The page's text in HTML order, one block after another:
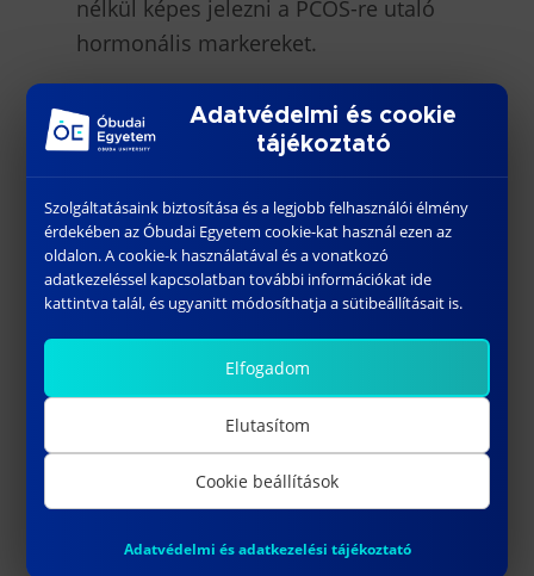
nélkül képes jelezni a PCOS-re utaló
hormonális markereket.
A versenyen kiemelték, hogy a projekt
erőssége, hogy a tervező a
funkcionalitáson túl nagy hangsúlyt
fektetett a felhasználóbarát dizájnra
is. A csomagolás és maga a teszt is
letisztult, bizalmat sugárzó arculatot
kapott, amely segít oldani a
diagnosztikával járó stresszt. A
gondos tervezés kiterjedt az
egyértelmű használati utasításra és a
biztosítva, hogy a felhasználók
magabiztosan és helyesen tudják
elvégezni a mérést.
Adatvédelmi és cookie
tájékoztató
Szolgáltatásaink biztosítása és a legjobb felhasználói élmény
érdekében az Óbudai Egyetem cookie-kat használ ezen az
oldalon. A cookie-k használatával és a vonatkozó
adatkezeléssel kapcsolatban további információkat ide
kattintva talál, és ugyanitt módosíthatja a sütibeállításait is.
Elfogadom
Elutasítom
Cookie beállítások
Adatvédelmi és adatkezelési tájékoztató